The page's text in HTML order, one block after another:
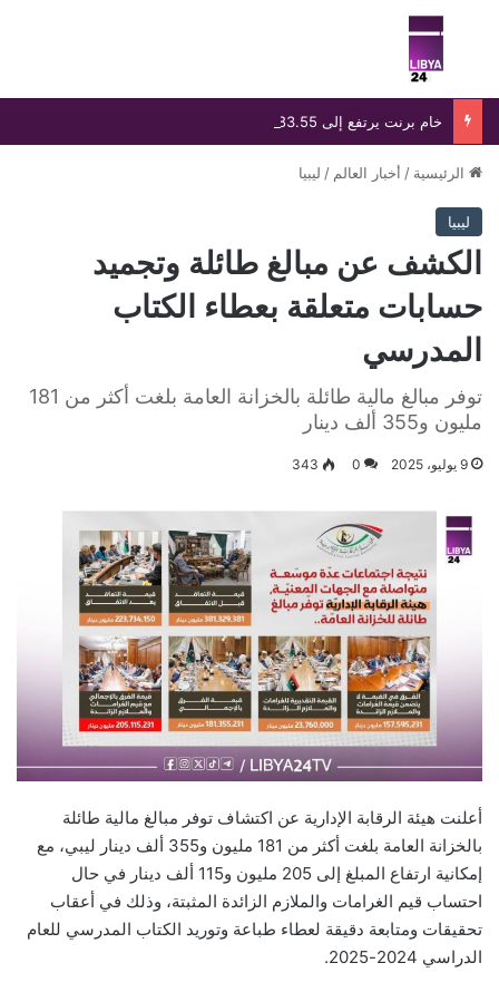
بحث عن
خام برنت يرتفع إلى 83.55 دولارًا رغم خسارة أسبوعية تتجاوز 8%
الرئيسية / أخبار العالم / ليبيا
ليبيا
الكشف عن مبالغ طائلة وتجميد
حسابات متعلقة بعطاء الكتاب
المدرسي
توفر مبالغ مالية طائلة بالخزانة العامة بلغت أكثر من 181
مليون و355 ألف دينار
9 يوليو، 2025 0
343
أعلنت هيئة الرقابة الإدارية عن اكتشاف توفر مبالغ مالية طائلة
بالخزانة العامة بلغت أكثر من 181 مليون و355 ألف دينار ليبي، مع
إمكانية ارتفاع المبلغ إلى 205 مليون و115 ألف دينار في حال
احتساب قيم الغرامات والملازم الزائدة المثبتة، وذلك في أعقاب
تحقيقات ومتابعة دقيقة لعطاء طباعة وتوريد الكتاب المدرسي للعام
الدراسي 2024-2025.